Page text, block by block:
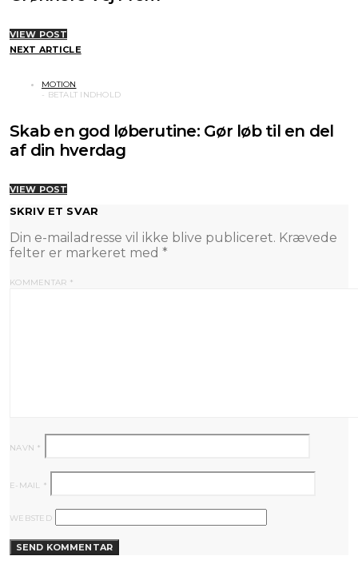
VIEW POST
NEXT ARTICLE
MOTION
Skab en god løberutine: Gør løb til en del
af din hverdag
VIEW POST
SKRIV ET SVAR
Din e-mailadresse vil ikke blive publiceret. Krævede
felter er markeret med *
KOMMENTAR *
NAVN *
E-MAIL *
WEBSTED